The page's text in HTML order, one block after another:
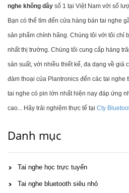
nghe không dây số 1 tại Việt Nam với số
Bạn có thể tìm đến cửa hàng bán tai nghe
sản phẩm chính hãng. Chúng tôi với tôi chỉ
nhất thị trường. Chúng tôi cung cấp hàng
sản suất, với nhiều thiết kế, đa dạng về giá
đàm thoại của Plantronics đến các tai nghe
tai nghe có pin lớn nhất hiện nay đáp ứng
cao... Hãy trải nghiệm thực tế tại Cty
Danh mục
Tai nghe học trực tuyến
Tai nghe bluetooth siêu nhỏ